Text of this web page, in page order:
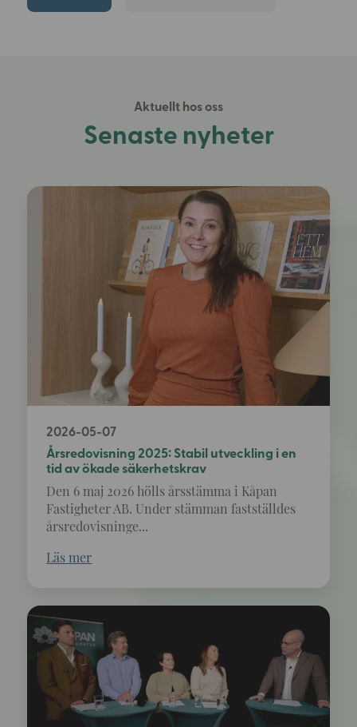
Aktuellt hos oss
Senaste nyheter
2026-05-07
Årsredovisning 2025: Stabil utveckling i en
tid av ökade säkerhetskrav
Den 6 maj 2026 hölls årsstämma i Kåpan
Fastigheter AB. Under stämman fastställdes
årsredovisninge...
Läs mer